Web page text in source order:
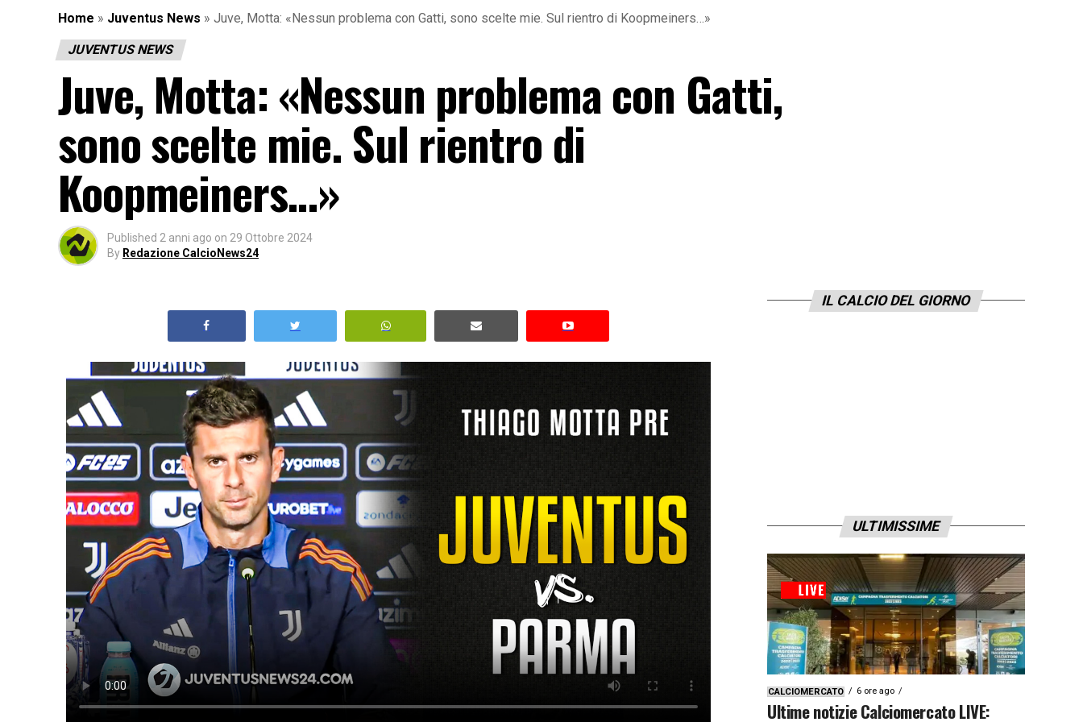
Home » Juventus News » Juve, Motta: «Nessun problema con Gatti, sono scelte mie. Sul rientro di Koopmeiners…»
JUVENTUS NEWS
Juve, Motta: «Nessun problema con Gatti,
sono scelte mie. Sul rientro di
Koopmeiners…»
Published 2 anni ago on 29 Ottobre 2024
By Redazione CalcioNews24
IL CALCIO DEL GIORNO
ULTIMISSIME
CALCIOMERCATO 6 ore ago
Ultime notizie Calciomercato LIVE: